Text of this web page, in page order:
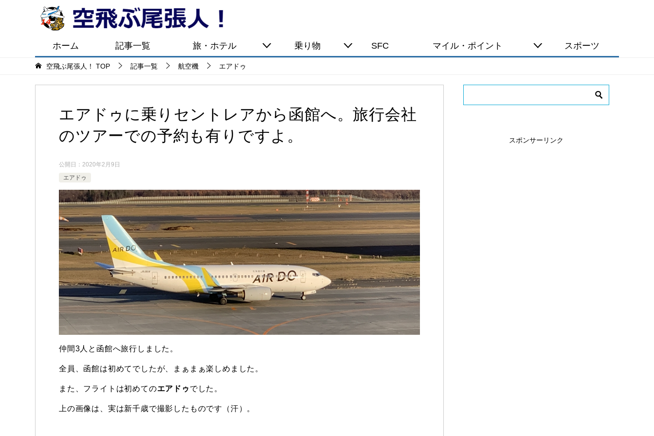
ホーム 記事一覧 旅・ホテル 乗り物 SFC マイル・ポイント スポーツ
空飛ぶ尾張人！ TOP 記事一覧 航空機 エアドゥ
エアドゥに乗りセントレアから函館へ。旅行会社
のツアーでの予約も有りですよ。
公開日： 2020年2月9日
エアドゥ
仲間3人と函館へ旅行しました。
全員、函館は初めてでしたが、まぁまぁ楽しめました。
また、フライトは初めてのエアドゥ でした。
上の画像は、実は新千歳で撮影したものです（汗）。
スポンサーリンク